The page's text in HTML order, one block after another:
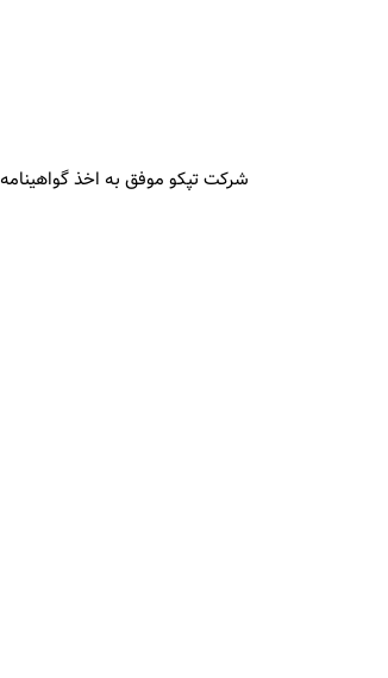
شرکت تپکو موفق به اخذ گواهینامه IP66 در زمینه دستگاه گشت و نگهبانی مدل PV11 از آزمایشگاه صنایع برق –EPIL شده است.